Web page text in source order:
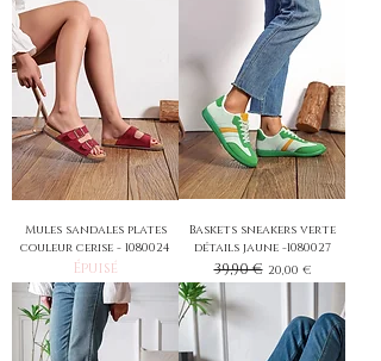
Mules sandales plates
couleur cerise - 1080024
Épuisé
Baskets sneakers verte
détails jaune -1080027
Prix original
39,90 € Prix promotionnel
20,00 €